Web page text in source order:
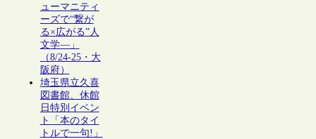
ューマニティ
ーズで“繋が
る×広がる”人
文学―」
（8/24-25・大
阪府）
埼玉県立久喜
図書館、休館
日特別イベン
ト「本のタイ
トルで一句!」